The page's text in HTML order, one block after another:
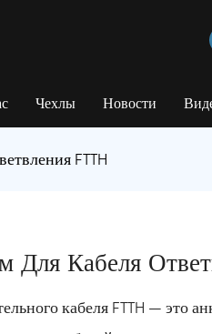
Чехлы Новости
FTTH
Кабеля
кабеля FTTH — это